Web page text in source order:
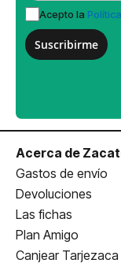
Acepto la
Suscribirme
Acerca de
Gastos de envío
Devoluciones
Las fichas
Plan Amigo
Canjear Tarjezaca